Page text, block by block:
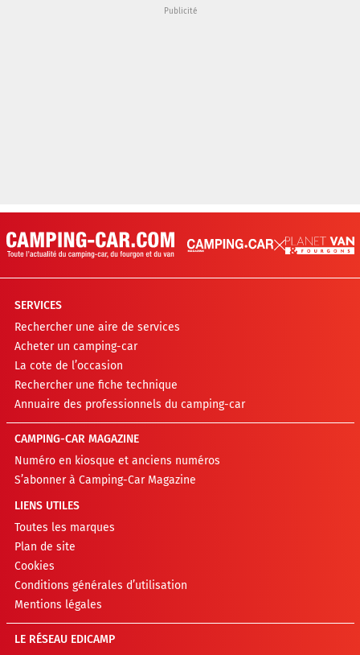
SERVICES
Rechercher une aire de services
Acheter un camping-car
La cote de l’occasion
Rechercher une fiche technique
Annuaire des professionnels du camping-car
CAMPING-CAR MAGAZINE
Numéro en kiosque et anciens numéros
S’abonner à Camping-Car Magazine
LIENS UTILES
Toutes les marques
Plan de site
Cookies
Conditions générales d’utilisation
Mentions légales
LE RÉSEAU EDICAMP